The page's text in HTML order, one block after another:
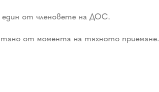
от членовете на ДОС.
от момента на тяхното приемане.